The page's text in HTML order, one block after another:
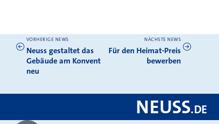
Weitere News
VORHERIGE NEWS
Neuss gestaltet das
Gebäude am Konvent
neu
NÄCHSTE NEWS
Für den Heimat-Preis
bewerben
NEUSS.DE